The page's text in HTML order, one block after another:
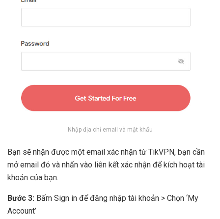
Nhập địa chỉ email và mật khẩu
Bạn sẽ nhận được một email xác nhận từ TikVPN, bạn cần
mở email đó và nhấn vào liên kết xác nhận để kích hoạt tài
khoản của bạn.
Bước 3: Bấm Sign in để đăng nhập tài khoản > Chọn ‘My
Account’